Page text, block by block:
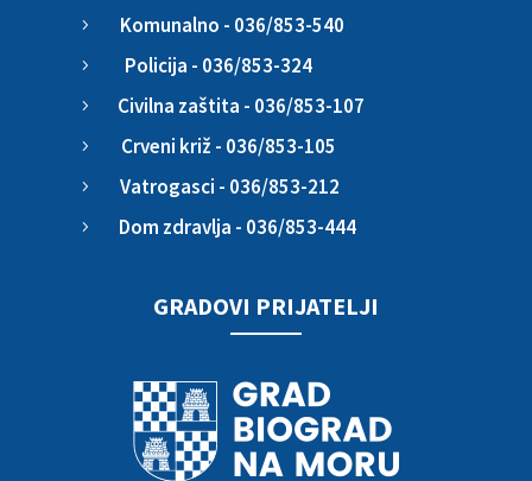
5 Komunalno - 036/853-540
5 Policija - 036/853-324
5 Civilna zaštita - 036/853-107
5 Crveni križ - 036/853-105
5 Vatrogasci - 036/853-212
5 Dom zdravlja - 036/853-444
GRADOVI PRIJATELJI